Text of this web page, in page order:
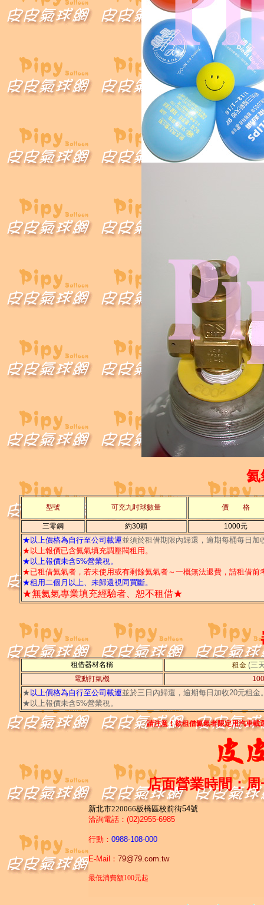
氦
型號 可充九吋球數量 價 格
三零鋼 約30顆 1000元
★以上價格為自行至公司載運並須於租借期限內歸還，逾期每桶每日加
★以上報價已含氦氣填充調壓閥租用。
★以上報價未含5%營業稅。
★已租借氦氣者，若未使用或有剩餘氦氣者～一概無法退費，請租借前
★租用二個月以上、未歸還視同買斷。
★無氦氣專業填充經驗者、恕不租借★
租借器材名稱 租金 (三
電動打氣機
★ 以上價格為自行至公司載運並於三日內歸還，逾期每日加收20元租金
★以上報價未含5%營業稅。
請注意！欲租借氦氣者限定用汽車載
店面營業時間：
新北市220066板橋區校前街54號
洽詢電話： (02)2955-6985
行動： 0988-108-000
E-Mail ： 79@79.com.tw
最低消費額100元起